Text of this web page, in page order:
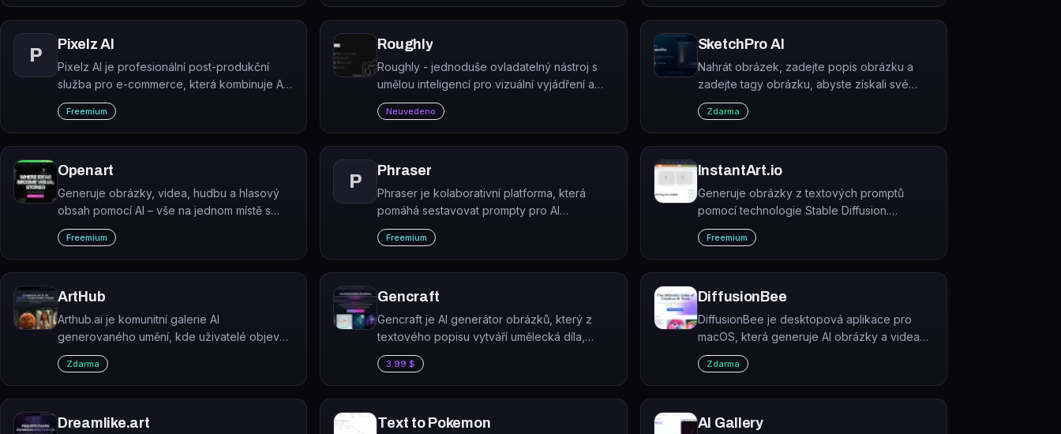
obrázku!
P
Pixelz AI
Pixelz AI je profesionální post-produkční
služba pro e-commerce, která kombinuje AI
automatizaci s lidskými retušéry při úpravě
produktových fotografií ve velkém měřítku.
Freemium
Roughly
Roughly - jednoduše ovladatelný nástroj s
umělou inteligencí pro vizuální vyjádření a
tvorbu. Zdarma! Kategorie: #art.
Neuvedeno
SketchPro AI
Nahrát obrázek, zadejte popis obrázku a
zadejte tagy obrázku, abyste získali své
náčrty.
Zdarma
Openart
Generuje obrázky, videa, hudbu a hlasový
obsah pomocí AI – vše na jednom místě s
přístupem k 100+ modelům.
Freemium
P
Phraser
Phraser je kolaborativní platforma, která
pomáhá sestavovat prompty pro AI
generátory obrázků a generovat vizuální
obsah z více než 35 AI modelů.
Freemium
InstantArt.io
Generuje obrázky z textových promptů
pomocí technologie Stable Diffusion.
InstantArt.io je webová platforma s více než
25 doladěnými AI modely pro různé
umělecké styly.
Freemium
ArtHub
Arthub.ai je komunitní galerie AI
generovaného umění, kde uživatelé objevují,
nahrávají a sdílejí obrázky vytvořené umělou
inteligencí.
Zdarma
Gencraft
Gencraft je AI generátor obrázků, který z
textového popisu vytváří umělecká díla,
fotografie a avatary.
3.99 $
DiffusionBee
DiffusionBee je desktopová aplikace pro
macOS, která generuje AI obrázky a videa
lokálně pomocí Stable Diffusion – zcela
zdarma a bez připojení k internetu.
Zdarma
Dreamlike.art Text to Pokemon AI Gallery